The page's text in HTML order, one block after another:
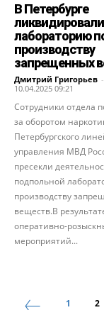
В Петербурге
ликвидировали
лабораторию
производству
запрещенных
Дмитрий Григорьев -
10.04.2025 09:21
Сотрудники отдела
за оборотом
Петербургского
управления МВД
пресекли
подпольной
производству
веществ.В
оперативно-
мероприятий...
1 2